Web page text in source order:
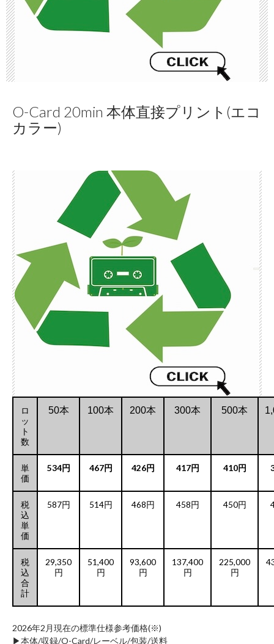
O-Card 20min 本体直接プリント(エコ
カラー)
ロ
ッ
ト
数
50本 100本 200本 300本 500本
単
価
534円 467円 426円 417円 410円
税
込
単
価
587円 514円 468円 458円 450円
税
込
合
計
29,350
円
51,400
円
93,600
円
137,400
円
225,000
円
2026年2月現在の標準仕様参考価格(※)
▶︎本体/収録/O-Card/レーベル/包装/送料